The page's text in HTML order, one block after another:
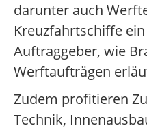
darunter auch
Kreuzfahrtschiffe
Auftraggeber, wie
Werftaufträgen
Zudem profitieren
Technik,